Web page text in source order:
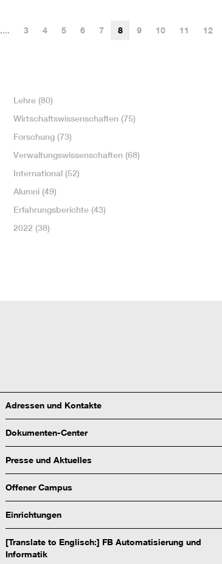
.... 3 4 5 6 7 8 9 10 11 12
Lehre (80)
Wirtschaftswissenschaften (75)
Forschung (73)
Verwaltungswissenschaften (68)
International (52)
Alumni (49)
Erfahrungsberichte (43)
2022 (38)
Adressen und Kontakte
Dokumenten-Center
Presse und Aktuelles
Offener Campus
Einrichtungen
[Translate to Englisch:] FB Automatisierung und
Informatik